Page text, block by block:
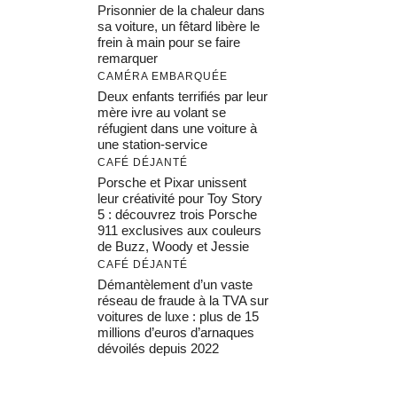
Prisonnier de la chaleur dans
sa voiture, un fêtard libère le
frein à main pour se faire
remarquer
CAMÉRA EMBARQUÉE
Deux enfants terrifiés par leur
mère ivre au volant se
réfugient dans une voiture à
une station-service
CAFÉ DÉJANTÉ
Porsche et Pixar unissent
leur créativité pour Toy Story
5 : découvrez trois Porsche
911 exclusives aux couleurs
de Buzz, Woody et Jessie
CAFÉ DÉJANTÉ
Démantèlement d’un vaste
réseau de fraude à la TVA sur
voitures de luxe : plus de 15
millions d’euros d’arnaques
dévoilés depuis 2022